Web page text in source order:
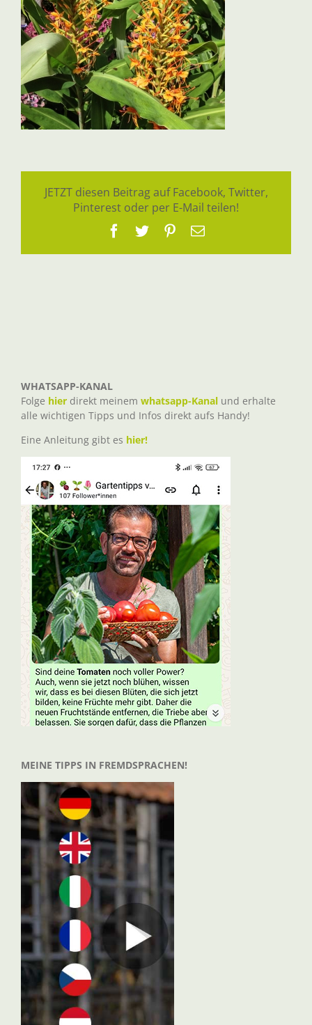
JETZT diesen Beitrag auf Facebook, Twitter,
Pinterest oder per E-Mail teilen!
Facebook
TwitterPinterest
E-
WHATSAPP-KANAL
Folge hier direkt meinem whatsapp-Kanal und erhalte
alle wichtigen Tipps und Infos direkt aufs Handy!
Eine Anleitung gibt es hier!
MEINE TIPPS IN FREMDSPRACHEN!